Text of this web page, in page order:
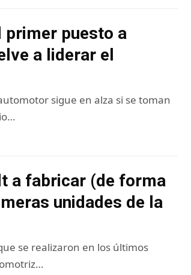
primer puesto a
a liderar el
sigue en alza si se toman
a fabricar (de forma
unidades de la
se realizaron en los últimos